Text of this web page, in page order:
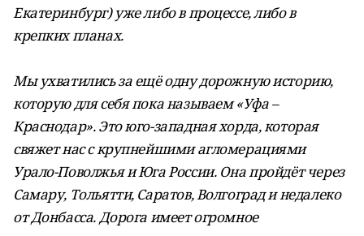
Екатеринбург) уже либо в процессе, либо в
крепких планах.
Мы ухватились за ещё одну дорожную историю,
которую для себя пока называем «Уфа –
Краснодар». Это юго-западная хорда, которая
свяжет нас с крупнейшими агломерациями
Урало-Поволжья и Юга России. Она пройдёт через
Самару, Тольятти, Саратов, Волгоград и недалеко
от Донбасса. Дорога имеет огромное